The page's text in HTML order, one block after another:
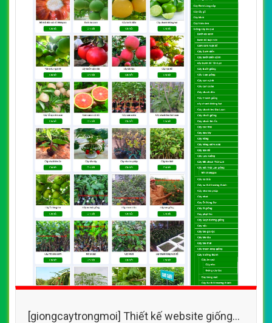
[giongcaytrongmoi] Thiết kế website giống